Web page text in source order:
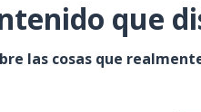
que
las cosas que